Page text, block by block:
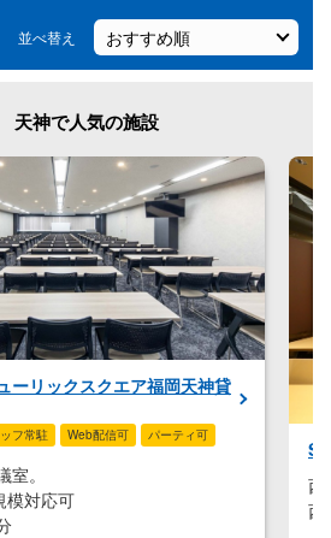
金
並べ替え
天神で人気の施設
駅直結のレンタルスペース
徒歩２分
リ
天
少